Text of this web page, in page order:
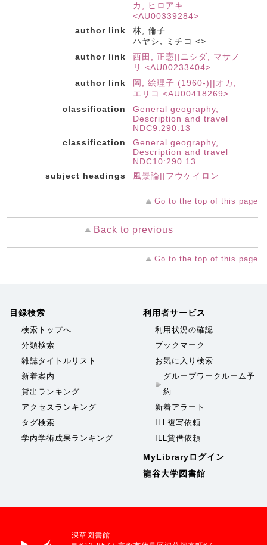
カ, ヒロアキ
<AU00339284>
author link
林, 倫子
ハヤシ, ミチコ <>
author link
西田, 正憲||ニシダ, マサノ
リ <AU00233404>
author link
岡, 絵理子 (1960-)||オカ,
エリコ <AU00418269>
classification
General geography,
Description and travel
NDC9:290.13
classification
General geography,
Description and travel
NDC10:290.13
subject headings
風景論||フウケイロン
Go to the top of this page
Back to previous
Go to the top of this page
目録検索
検索トップへ
分類検索
雑誌タイトルリスト
新着案内
貸出ランキング
アクセスランキング
タグ検索
学内学術成果ランキング
利用者サービス
利用状況の確認
ブックマーク
お気に入り検索
グループワークルーム予
約
新着アラート
ILL複写依頼
ILL貸借依頼
MyLibraryログイン
龍谷大学図書館
深草図書館